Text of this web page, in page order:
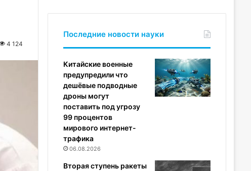
4 124
Последние новости науки
Китайские военные
предупредили что
дешёвые подводные
дроны могут
поставить под угрозу
99 процентов
мирового интернет-
трафика
06.08.2026
Вторая ступень ракеты